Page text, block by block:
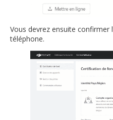
Vous devrez ensuite confirmer
téléphone.